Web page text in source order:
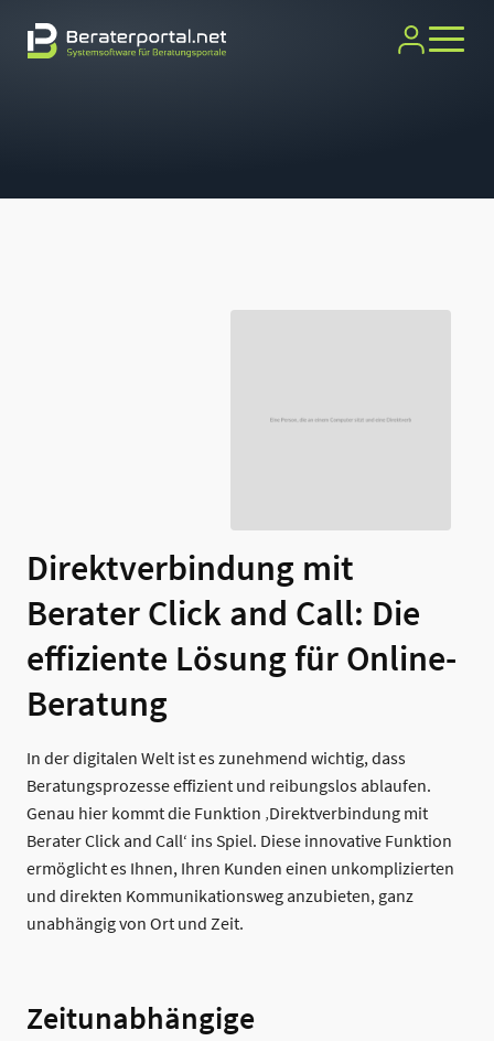
Direktverbindung mit
Berater Click and Call: Die
effiziente Lösung für Online-
Beratung
In der digitalen Welt ist es zunehmend wichtig, dass
Beratungsprozesse effizient und reibungslos ablaufen.
Genau hier kommt die Funktion ‚Direktverbindung mit
Berater Click and Call‘ ins Spiel. Diese innovative Funktion
ermöglicht es Ihnen, Ihren Kunden einen unkomplizierten
und direkten Kommunikationsweg anzubieten, ganz
unabhängig von Ort und Zeit.
Zeitunabhängige